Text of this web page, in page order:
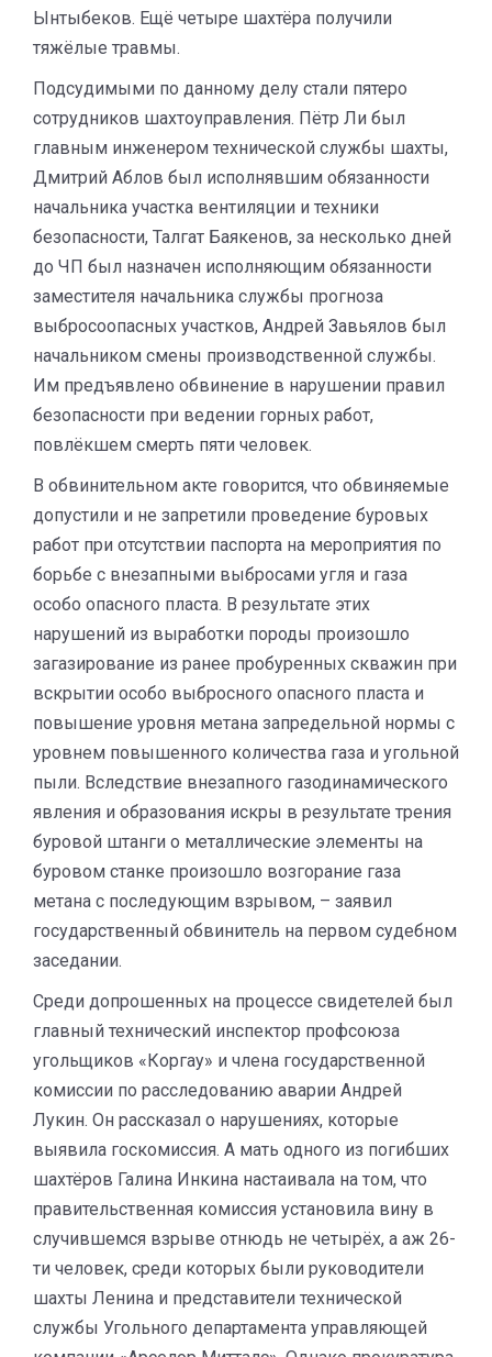
Ынтыбеков. Ещё четыре шахтёра получили
тяжёлые травмы.
Подсудимыми по данному делу стали пятеро
сотрудников шахтоуправления. Пётр Ли был
главным инженером технической службы шахты,
Дмитрий Аблов был исполнявшим обязанности
начальника участка вентиляции и техники
безопасности, Талгат Баякенов, за несколько дней
до ЧП был назначен исполняющим обязанности
заместителя начальника службы прогноза
выбросоопасных участков, Андрей Завьялов был
начальником смены производственной службы.
Им предъявлено обвинение в нарушении правил
безопасности при ведении горных работ,
повлёкшем смерть пяти человек.
В обвинительном акте говорится, что обвиняемые
допустили и не запретили проведение буровых
работ при отсутствии паспорта на мероприятия по
борьбе с внезапными выбросами угля и газа
особо опасного пласта. В результате этих
нарушений из выработки породы произошло
загазирование из ранее пробуренных скважин при
вскрытии особо выбросного опасного пласта и
повышение уровня метана запредельной нормы с
уровнем повышенного количества газа и угольной
пыли. Вследствие внезапного газодинамического
явления и образования искры в результате трения
буровой штанги о металлические элементы на
буровом станке произошло возгорание газа
метана с последующим взрывом, – заявил
государственный обвинитель на первом судебном
заседании.
Среди допрошенных на процессе свидетелей был
главный технический инспектор профсоюза
угольщиков «Коргау» и члена государственной
комиссии по расследованию аварии Андрей
Лукин. Он рассказал о нарушениях, которые
выявила госкомиссия. А мать одного из погибших
шахтёров Галина Инкина настаивала на том, что
правительственная комиссия установила вину в
случившемся взрыве отнюдь не четырёх, а аж 26-
ти человек, среди которых были руководители
шахты Ленина и представители технической
службы Угольного департамента управляющей